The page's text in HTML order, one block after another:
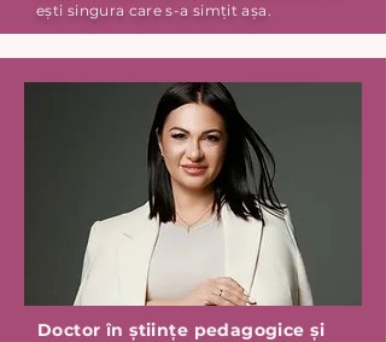
ești singura care s-a simțit așa.
Doctor în științe pedagogice și